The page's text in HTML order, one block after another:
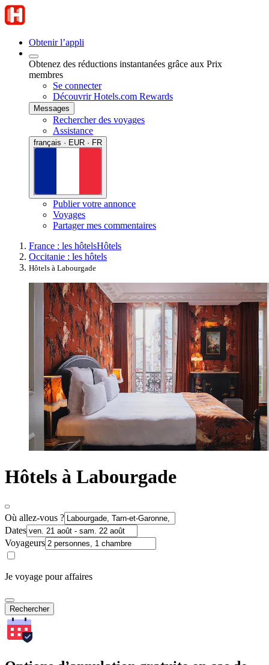
Obtenir l’appli
Obtenez des réductions instantanées grâce aux Prix
membres
Se connecter
Découvrir Hotels.com Rewards
Messages
Rechercher des voyages
Assistance
français · EUR · FR
Publier votre annonce
Voyages
Partager mes commentaires
France : les hôtelsHôtels
Occitanie : les hôtels
Hôtels à Labourgade
Hôtels à Labourgade
Où allez-vous ?
Dates
Voyageurs
Je voyage pour affaires
Rechercher